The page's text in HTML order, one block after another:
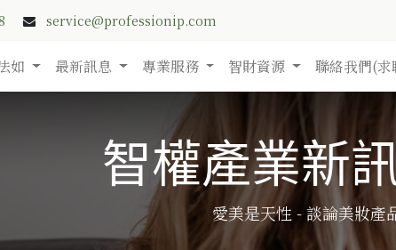
service@professionip.com
如 最新訊息 專業服務 智財資源 聯絡我們(求
智權產業新
愛美是天性 - 談論美妝產